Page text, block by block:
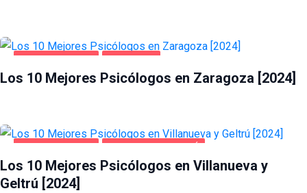
Los 10 Mejores Psicólogos en Zaragoza [2024]
Los 10 Mejores Psicólogos en Villanueva y
Geltrú [2024]